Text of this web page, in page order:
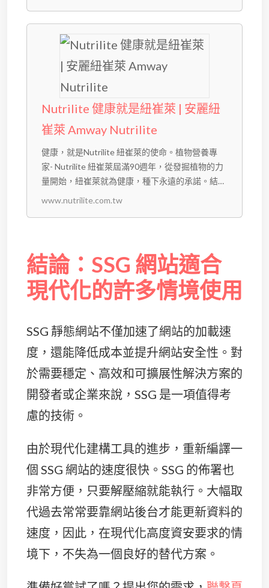
Nutrilite 健康就是紐崔萊 | 安麗紐
崔萊 Amway Nutrilite
健康，就是Nutrilite 紐崔萊的使命。植物營養專
家- Nutrilite 紐崔萊屆滿90週年，從發掘植物的力
量開始，紐崔萊就為健康，種下永遠的承諾。結合
尖端科技，超越有機的永續農耕；全程追溯，萃取
www.nutrilite.com.tw
結論：SSG 網站適合
現代化的許多情境使用
SSG 靜態網站不僅加速了網站的加載速
度，還能降低成本並提升網站安全性。對
於需要穩定、高效和可擴展性解決方案的
開發者或企業來說，SSG 是一項值得考
慮的技術。
由於現代化建構工具的進步，重新編譯一
個 SSG 網站的速度很快。SSG 的佈署也
非常方便，只要解壓縮就能執行。大幅取
代過去常常要靠網站後台才能更新資料的
速度，因此，在現代化高度資安要求的情
境下，不失為一個良好的替代方案。